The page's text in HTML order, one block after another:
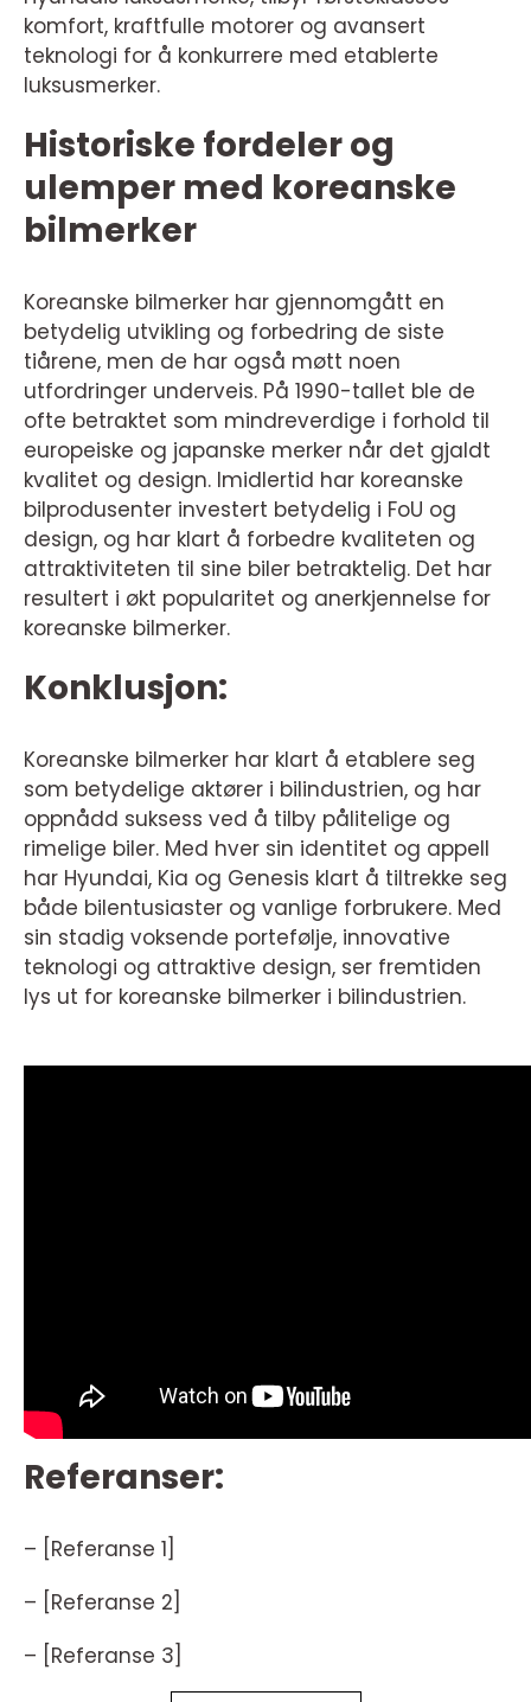
komfort, kraftfulle motorer og avansert
teknologi for å konkurrere med etablerte
luksusmerker.
Historiske fordeler og
ulemper med koreanske
bilmerker
Koreanske bilmerker har gjennomgått en
betydelig utvikling og forbedring de siste
tiårene, men de har også møtt noen
utfordringer underveis. På 1990-tallet ble de
ofte betraktet som mindreverdige i forhold til
europeiske og japanske merker når det gjaldt
kvalitet og design. Imidlertid har koreanske
bilprodusenter investert betydelig i FoU og
design, og har klart å forbedre kvaliteten og
attraktiviteten til sine biler betraktelig. Det har
resultert i økt popularitet og anerkjennelse for
koreanske bilmerker.
Konklusjon:
Koreanske bilmerker har klart å etablere seg
som betydelige aktører i bilindustrien, og har
oppnådd suksess ved å tilby pålitelige og
rimelige biler. Med hver sin identitet og appell
har Hyundai, Kia og Genesis klart å tiltrekke seg
både bilentusiaster og vanlige forbrukere. Med
sin stadig voksende portefølje, innovative
teknologi og attraktive design, ser fremtiden
lys ut for koreanske bilmerker i bilindustrien.
Referanser:
– [Referanse 1]
– [Referanse 2]
– [Referanse 3]